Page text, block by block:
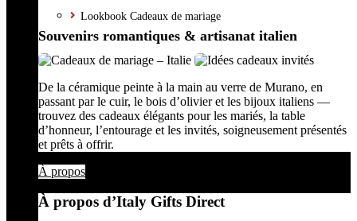
Lookbook Cadeaux de mariage
Souvenirs romantiques & artisanat italien
De la céramique peinte à la main au verre de Murano, en
passant par le cuir, le bois d’olivier et les bijoux italiens —
trouvez des cadeaux élégants pour les mariés, la table
d’honneur, l’entourage et les invités, soigneusement présentés
et prêts à offrir.
À propos
À propos d’Italy Gifts Direct